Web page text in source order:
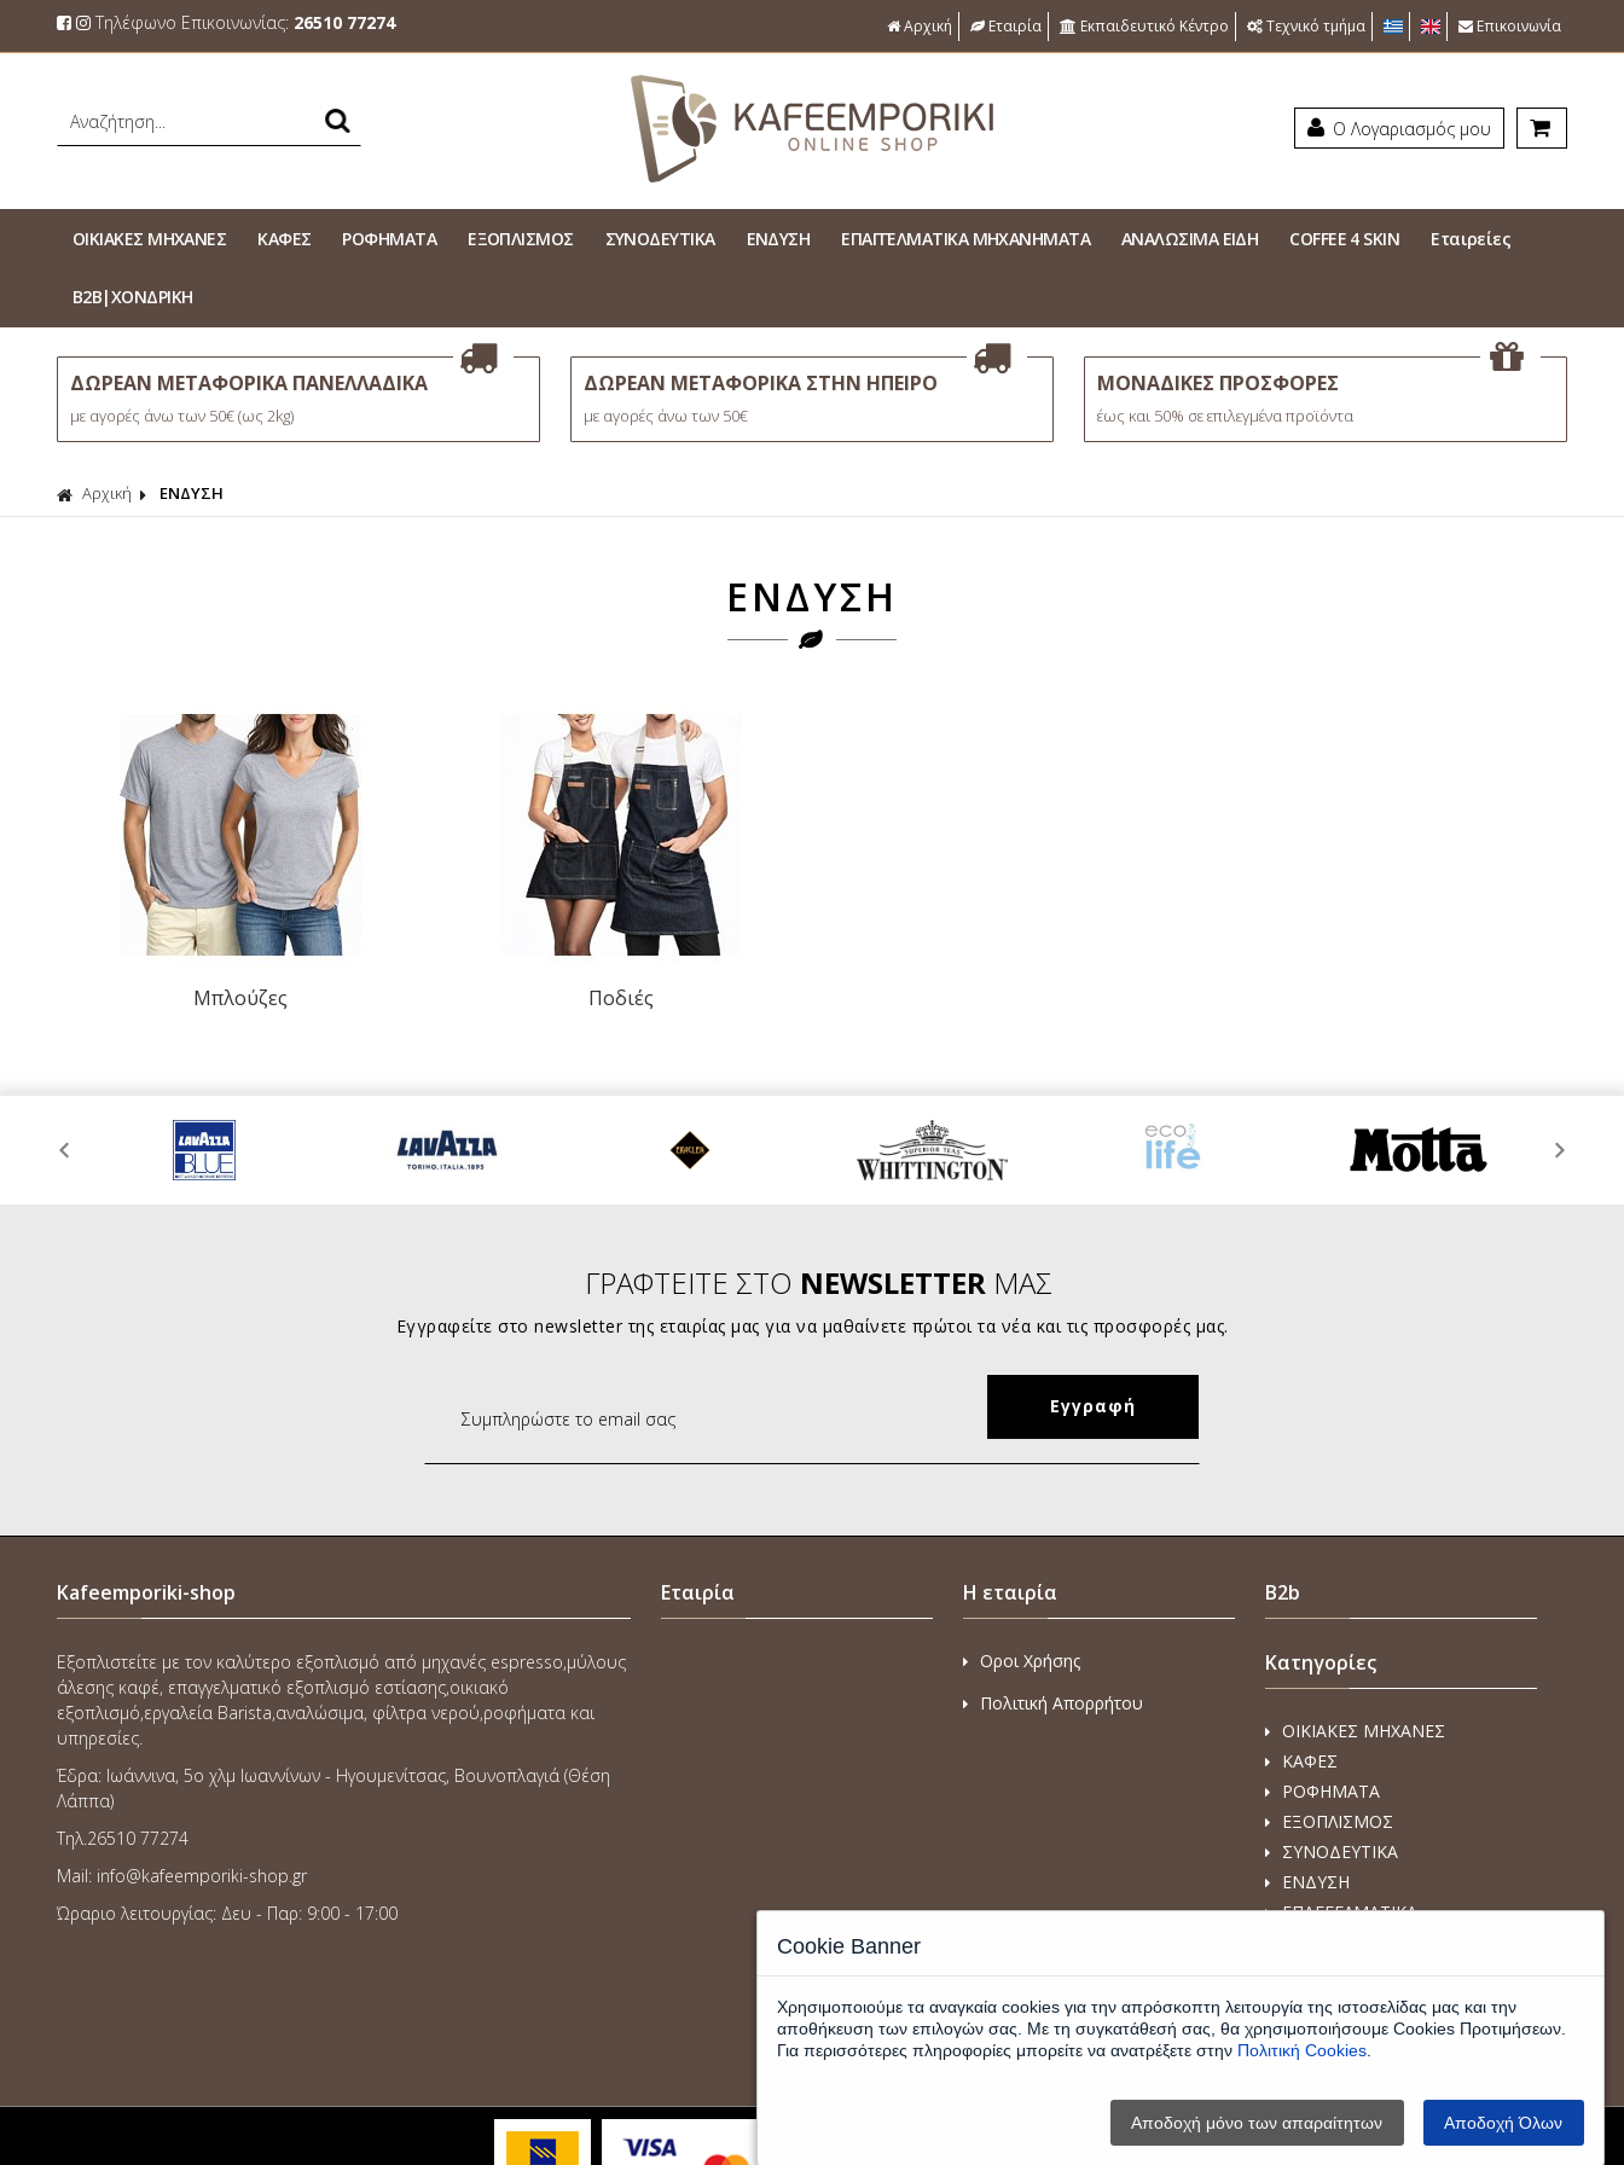
Τηλέφωνο Επικοινωνίας: 26510 77274 Αρχική Εταιρία Εκπαιδευτικό Κέντρο Τεχνικό τμήμα Επικοινωνία
Ο Λογαριασμός μου
ΟΙΚΙΑΚΕΣ ΜΗΧΑΝΕΣ ΚΑΦΕΣ ΡΟΦΗΜΑΤΑ ΕΞΟΠΛΙΣΜΟΣ ΣΥΝΟΔΕΥΤΙΚΑ ΕΝΔΥΣΗ ΕΠΑΓΓΕΛΜΑΤΙΚΑ ΜΗΧΑΝΗΜΑΤΑ ΑΝΑΛΩΣΙΜΑ ΕΙΔΗ COFFEE 4 SKIN Εταιρείες
Β2Β|ΧΟΝΔΡΙΚΗ
ΔΩΡΕΑΝ ΜΕΤΑΦΟΡΙΚΑ ΠΑΝΕΛΛΑΔΙΚΑ
με αγορές άνω των 50€ (ως 2kg)
ΔΩΡΕΑΝ ΜΕΤΑΦΟΡΙΚΑ ΣΤΗΝ ΗΠΕΙΡΟ
με αγορές άνω των 50€
ΜΟΝΑΔΙΚΕΣ ΠΡΟΣΦΟΡΕΣ
έως και 50% σε επιλεγμένα προϊόντα
Αρχική ΕΝΔΥΣΗ
ΕΝΔΥΣΗ
Μπλούζες Ποδιές
ΓΡΑΦΤΕΙΤΕ ΣΤΟ NEWSLETTERΜΑΣ
Εγγραφείτε στο newsletter της εταιρίας μας για να μαθαίνετε πρώτοι τα νέα και τις προσφορές μας.
Kafeemporiki-shop
Εξοπλιστείτε με τον καλύτερο εξοπλισμό από μηχανές espresso,μύλους
άλεσης καφέ, επαγγελματικό εξοπλισμό εστίασης,οικιακό
εξοπλισμό,εργαλεία Barista,αναλώσιμα, φίλτρα νερού,ροφήματα και
υπηρεσίες.
Έδρα: Ιωάννινα, 5o χλμ Ιωαννίνων - Ηγουμενίτσας, Βουνοπλαγιά (Θέση
Λάππα)
Τηλ.26510 77274
Mail: info@kafeemporiki-shop.gr
Ώραριο λειτουργίας: Δευ - Παρ: 9:00 - 17:00
Εταιρία Η εταιρία
Οροι Χρήσης
Πολιτική Απορρήτου
B2b
Κατηγορίες
ΟΙΚΙΑΚΕΣ ΜΗΧΑΝΕΣ
ΚΑΦΕΣ
ΡΟΦΗΜΑΤΑ
ΕΞΟΠΛΙΣΜΟΣ
ΣΥΝΟΔΕΥΤΙΚΑ
ΕΝΔΥΣΗ
ΕΠΑΓΓΕΛΜΑΤΙΚΑ
COFFEE 4 SKIN
Cookie Banner
Χρησιμοποιούμε τα αναγκαία cookies για την απρόσκοπτη λειτουργία της ιστοσελίδας μας και την
αποθήκευση των επιλογών σας. Με τη συγκατάθεσή σας, θα χρησιμοποιήσουμε Cookies Προτιμήσεων.
Για περισσότερες πληροφορίες μπορείτε να ανατρέξετε στην Πολιτική Cookies
Αποδοχή μόνο των απαραίτητων Αποδοχή Όλων